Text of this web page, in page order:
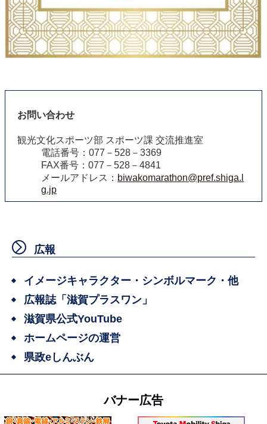
お問い合わせ
観光文化スポーツ部 スポーツ課 交流推進室
電話番号：077－528－3369
FAX番号：077－528－4841
メールアドレス： biwakomarathon@pref.shiga.l
g.jp
広報
イメージキャラクター・シンボルマーク・他
広報誌「滋賀プラスワン」
滋賀県公式YouTube
ホームページの運営
県政eしんぶん
バナー広告